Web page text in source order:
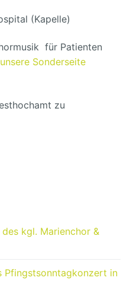
(Kapelle)
für Patienten
unsere Sonderseite
zu
kgl. Marienchor &
Pfingstsonntagkonzert in